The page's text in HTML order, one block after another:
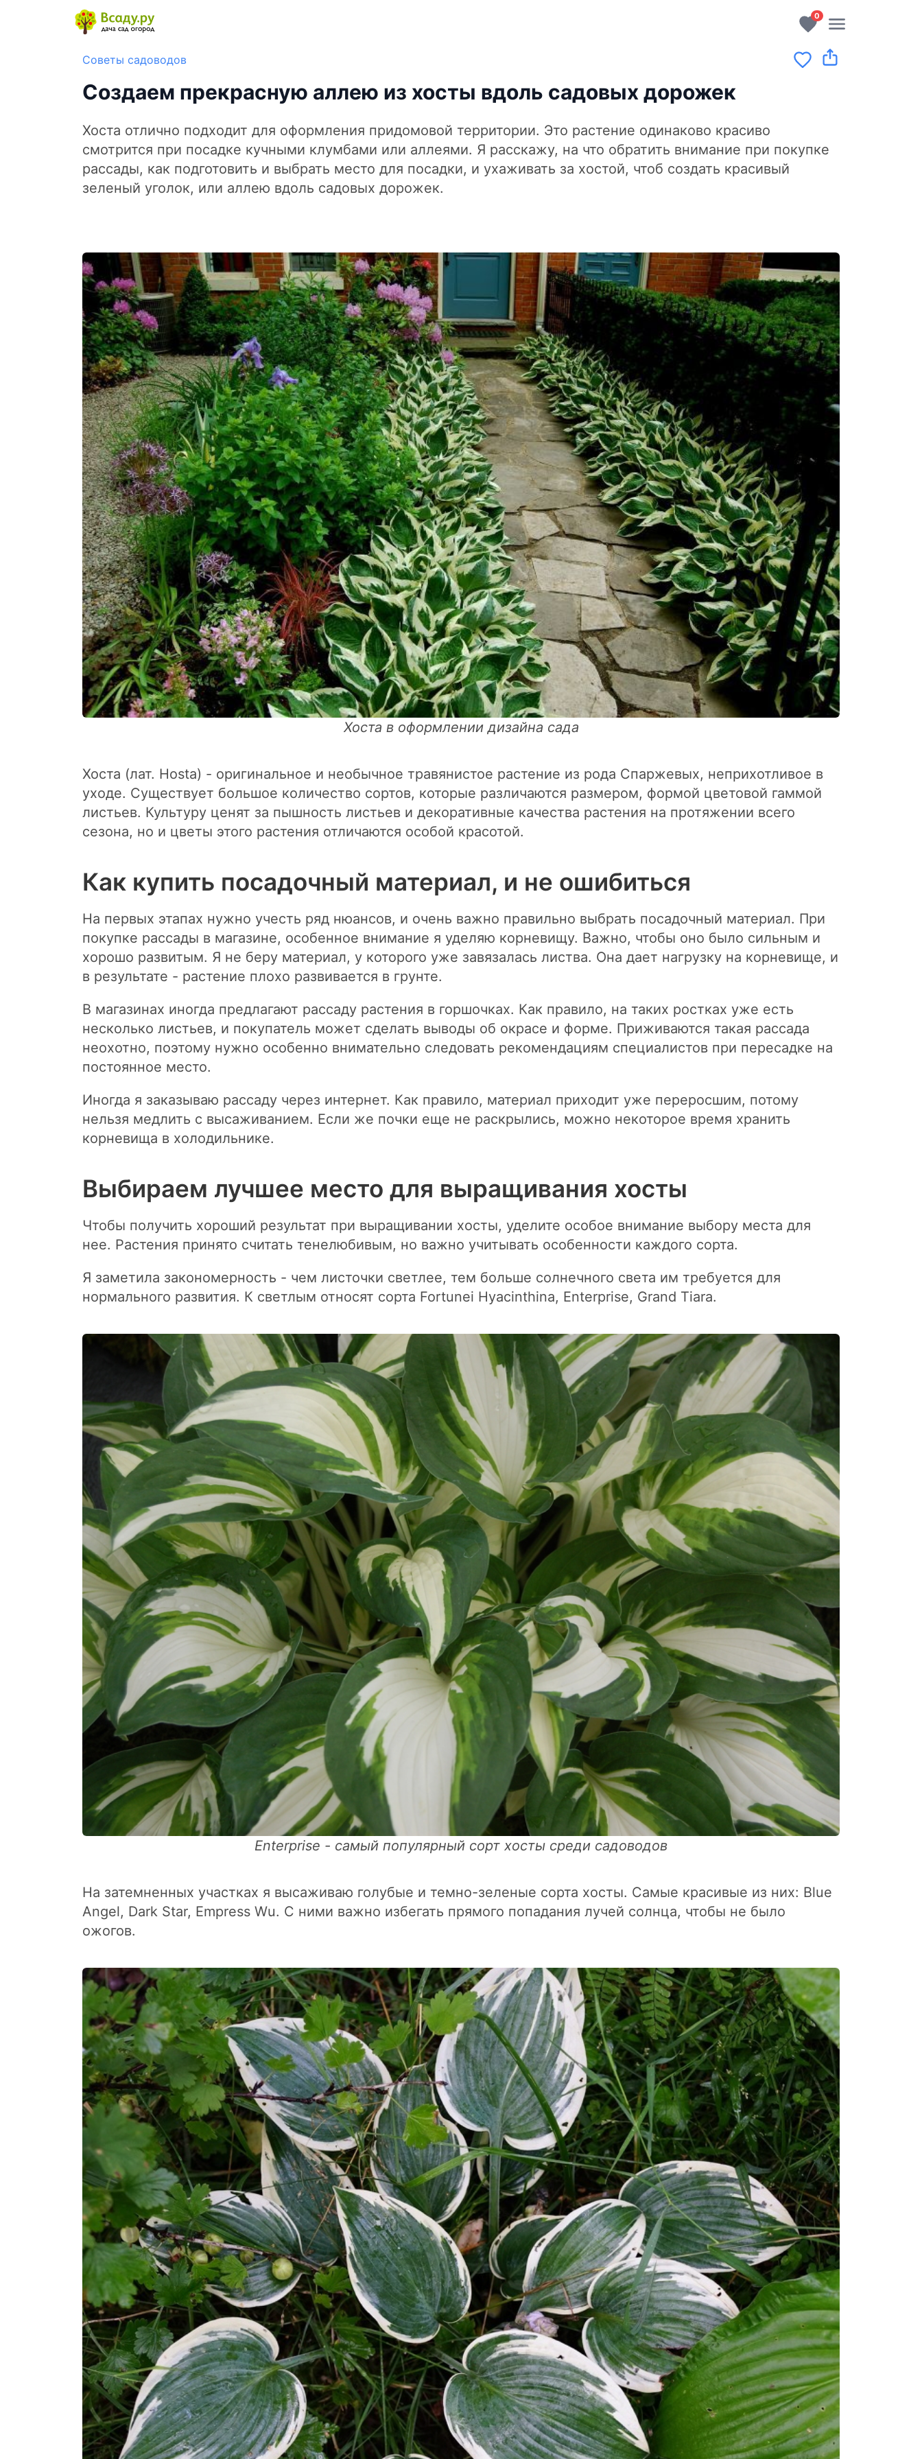
0
Советы садоводов
Создаем прекрасную аллею из хосты вдоль садовых дорожек
Хоста отлично подходит для оформления придомовой территории. Это растение одинаково красиво
смотрится при посадке кучными клумбами или аллеями. Я расскажу, на что обратить внимание при покупке
рассады, как подготовить и выбрать место для посадки, и ухаживать за хостой, чтоб создать красивый
зеленый уголок, или аллею вдоль садовых дорожек.
Хоста в оформлении дизайна сада
Хоста (лат. Hosta) - оригинальное и необычное травянистое растение из рода Спаржевых, неприхотливое в
уходе. Существует большое количество сортов, которые различаются размером, формой цветовой гаммой
листьев. Культуру ценят за пышность листьев и декоративные качества растения на протяжении всего
сезона, но и цветы этого растения отличаются особой красотой.
Как купить посадочный материал, и не ошибиться
На первых этапах нужно учесть ряд нюансов, и очень важно правильно выбрать посадочный материал. При
покупке рассады в магазине, особенное внимание я уделяю корневищу. Важно, чтобы оно было сильным и
хорошо развитым. Я не беру материал, у которого уже завязалась листва. Она дает нагрузку на корневище, и
в результате - растение плохо развивается в грунте.
В магазинах иногда предлагают рассаду растения в горшочках. Как правило, на таких ростках уже есть
несколько листьев, и покупатель может сделать выводы об окрасе и форме. Приживаются такая рассада
неохотно, поэтому нужно особенно внимательно следовать рекомендациям специалистов при пересадке на
постоянное место.
Иногда я заказываю рассаду через интернет. Как правило, материал приходит уже переросшим, потому
нельзя медлить с высаживанием. Если же почки еще не раскрылись, можно некоторое время хранить
корневища в холодильнике.
Выбираем лучшее место для выращивания хосты
Чтобы получить хороший результат при выращивании хосты, уделите особое внимание выбору места для
нее. Растения принято считать тенелюбивым, но важно учитывать особенности каждого сорта.
Я заметила закономерность - чем листочки светлее, тем больше солнечного света им требуется для
нормального развития. К светлым относят сорта Fortunei Hyacinthina, Enterprise, Grand Tiara.
Enterprise - самый популярный сорт хосты среди садоводов
На затемненных участках я высаживаю голубые и темно-зеленые сорта хосты. Самые красивые из них: Blue
Angel, Dark Star, Empress Wu. С ними важно избегать прямого попадания лучей солнца, чтобы не было
ожогов.